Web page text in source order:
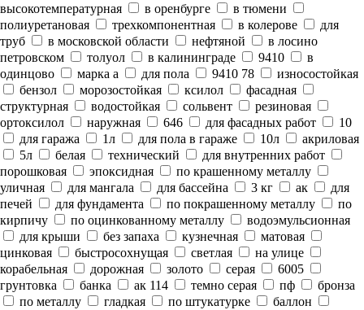
высокотемпературная
в оренбурге
в тюмени
полиуретановая
трехкомпонентная в колерове
для
труб
в московской области нефтяной
в лосино
петровском
толуол в калининграде 9410
в
одинцово
марка а для пола 9410 78
износостойкая
бензол
морозостойкая ксилол
фасадная
структурная
водостойкая сольвент
резиновая
ортоксилол
наружная 646 для фасадных работ
10
для гаража
1л для пола в гараже 10л
акриловая
5л
белая технический
для внутренних работ
порошковая
эпоксидная
по крашенному металлу
уличная
для мангала для бассейна 3 кг ак
для
печей
для фундамента по покрашенному металлу
по
кирпичу
по оцинкованному металлу
водоэмульсионная
для крыши
без запаха кузнечная
матовая
цинковая
быстросохнущая светлая
на улице
корабельная
дорожная золото серая
6005
грунтовка
банка ак 114 темно серая пф
бронза
по металлу
гладкая по штукатурке
баллон